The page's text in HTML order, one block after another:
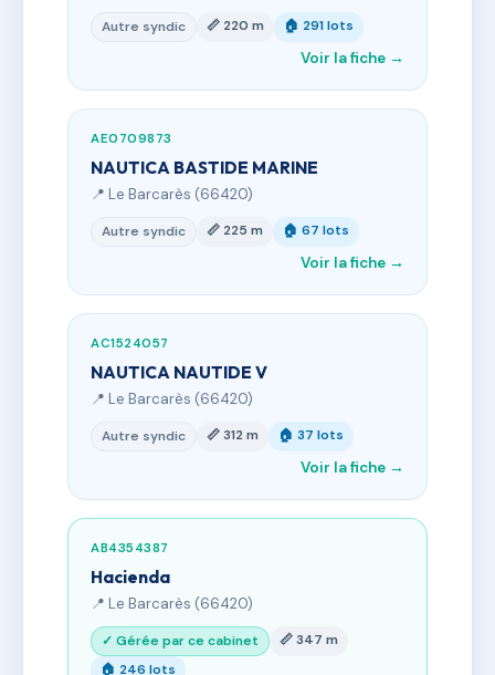
Autre syndic 📏 220 m 🏠 291 lots
Voir la fiche →
AE0709873
NAUTICA BASTIDE MARINE
📍 Le Barcarès (66420)
Autre syndic 📏 225 m 🏠 67 lots
Voir la fiche →
AC1524057
NAUTICA NAUTIDE V
📍 Le Barcarès (66420)
Autre syndic 📏 312 m 🏠 37 lots
Voir la fiche →
AB4354387
Hacienda
📍 Le Barcarès (66420)
✓ Gérée par ce cabinet
📏 347 m
🏠 246 lots